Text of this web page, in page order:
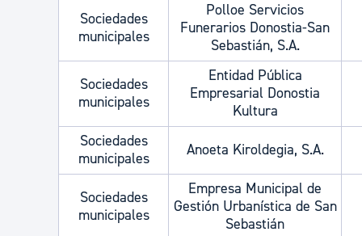
Sociedades
municipales
Polloe Servicios
Funerarios Donostia-San
Sebastián, S.A.
Sociedades
municipales
Entidad Pública
Empresarial Donostia
Kultura
Sociedades
municipales
Anoeta Kiroldegia, S.A.
Sociedades
municipales
Empresa Municipal de
Gestión Urbanística de San
Sebastián